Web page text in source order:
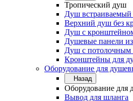
Тропический душ
Душ встраиваемый
Верхний душ без
Душ с
Душевые панели
Душ с
Кронштейны для
Оборудование для
Назад
Оборудование для
Вывод для шланга